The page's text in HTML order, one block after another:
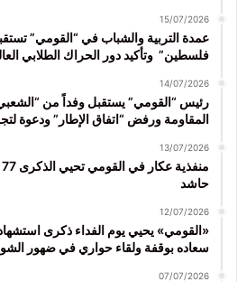
15/07/2026
عمدة التربية والشباب في “القومي”
فلسطين” وتأكيد دور الحراك الطلابي
14/07/2026
رئيس “القومي” يستقبل وفداً من “الشعبي
المقاومة ورفض “اتفاق الإطار” ودعوة
13/07/2026
حاشد
12/07/2026
«القومي» يحيي يوم الفداء ذكرى
سعاده بوقفة ولقاء حواري في ضهور
07/07/2026